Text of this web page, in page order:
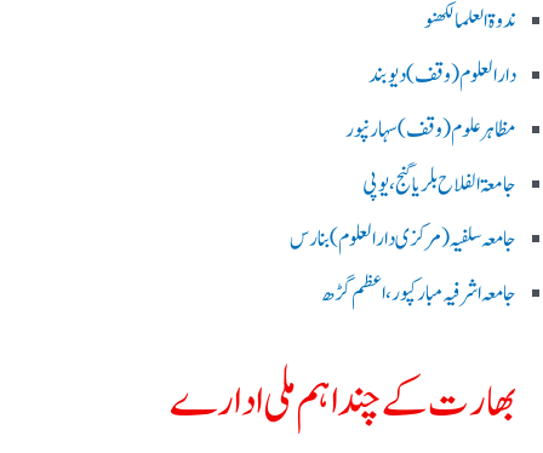
ندوۃالعلما لکھنو
دارالعلوم (وقف)دیوبند
مظاہرعلوم (وقف)سہارنپور
جامعۃ الفلاح بلریاگنج،یوپی
جامعہ سلفیہ(مرکزی دارالعلوم )بنارس
جامعہ اشرفیہ مبارکپور،اعظم گڑھ
بھارت کے چند اہم ملی ادارے